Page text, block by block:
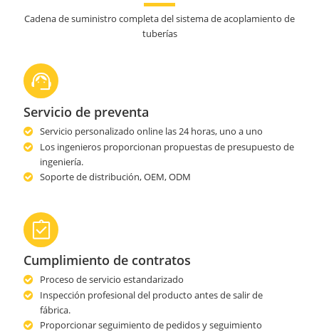
Cadena de suministro completa del sistema de acoplamiento de
tuberías
Servicio de preventa
Servicio personalizado online las 24 horas, uno a uno
Los ingenieros proporcionan propuestas de presupuesto de
ingeniería.
Soporte de distribución, OEM, ODM
Cumplimiento de contratos
Proceso de servicio estandarizado
Inspección profesional del producto antes de salir de
fábrica.
Proporcionar seguimiento de pedidos y seguimiento